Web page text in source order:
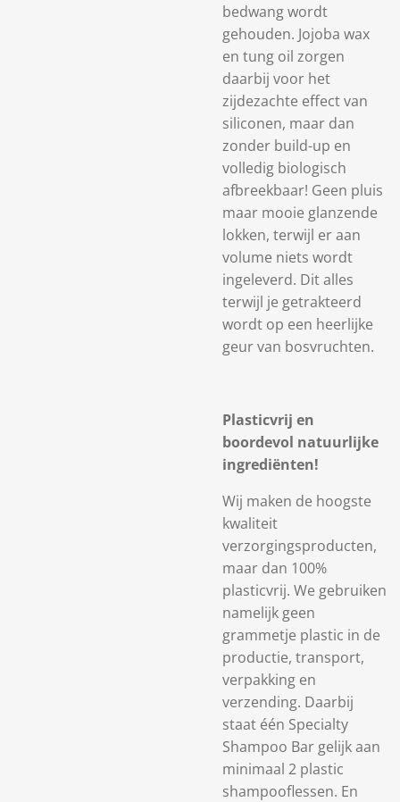
bedwang wordt
gehouden. Jojoba wax
en tung oil zorgen
daarbij voor het
zijdezachte effect van
siliconen, maar dan
zonder build-up en
volledig biologisch
afbreekbaar! Geen pluis
maar mooie glanzende
lokken, terwijl er aan
volume niets wordt
ingeleverd. Dit alles
terwijl je getrakteerd
wordt op een heerlijke
geur van bosvruchten.
Plasticvrij en
boordevol natuurlijke
ingrediënten!
Wij maken de hoogste
kwaliteit
verzorgingsproducten,
maar dan 100%
plasticvrij. We gebruiken
namelijk geen
grammetje plastic in de
productie, transport,
verpakking en
verzending. Daarbij
staat één Specialty
Shampoo Bar gelijk aan
minimaal 2 plastic
shampooflessen. En